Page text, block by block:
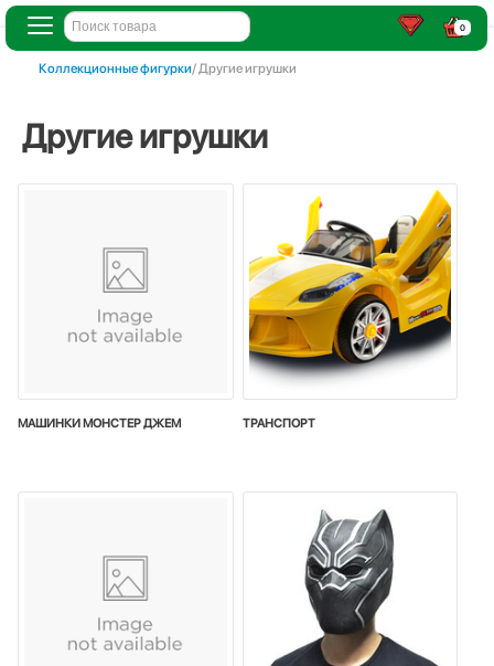
0
Коллекционные фигурки/ Другие игрушки
Другие игрушки
МАШИНКИ МОНСТЕР ДЖЕМ ТРАНСПОРТ